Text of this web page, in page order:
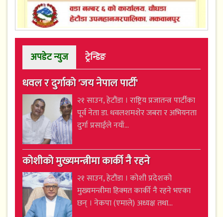
अपडेट न्युज ट्रेन्डिङ
धवल र दुर्गाको 'जय नेपाल पार्टी'
२१ साउन, हेटौंडा । राष्ट्रिय प्रजातन्त्र पार्टीका
पूर्व नेता डा. धवलशमशेर जबरा र अभियनता
दुर्गा प्रसाईंले नयाँ...
कोशीको मुख्यमन्त्रीमा कार्की नै रहने
२१ साउन, हेटौंडा । कोशी प्रदेशको
मुख्यमन्त्रीमा हिक्मत कार्की नै रहने भएका
छन् । नेकपा (एमाले) अध्यक्ष तथा...